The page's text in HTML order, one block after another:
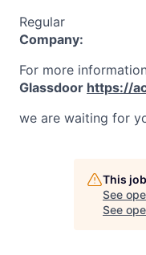
Regular
Company:
For more
Glassdoor https://
we are waiting for
This
See
See